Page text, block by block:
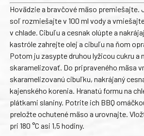
Hovädzie a bravčové mäso premiešajte.
soľ rozmiešajte v 100 ml vody a
v chlade. Cibuľu a cesnak olúpte a
kastróle zahrejte olej a cibuľu na ňom
Potom ju zasypte druhou lyžicou cukru a
skaramelizovať. Do pripraveného mäsa
skaramelizovanú cibuľku, nakrájaný
kajenského korenia. Hranatú formu na
plátkami slaniny. Potrite ich BBQ
preložte ochutené mäso a urovnajte.
pri 180 °C asi 1,5 hodiny.